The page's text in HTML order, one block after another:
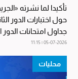
تأكيدا لما نشرته
حول اختبارات الدور
جداول امتحانات الدور
05-07-2026 | 11:15
محليات